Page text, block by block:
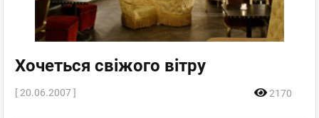
Хочеться свіжого вітру
[ 20.06.2007 ] 2170